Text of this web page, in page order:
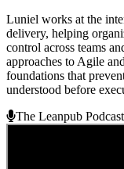
Luniel works at the
delivery, helping
control across teams
approaches to Agile
foundations that
understood before
The Leanpub Podcast